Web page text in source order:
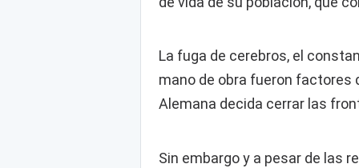
La fuga de cerebros, el
mano de obra fueron factores
Alemana decida cerrar las
Sin embargo y a pesar de las